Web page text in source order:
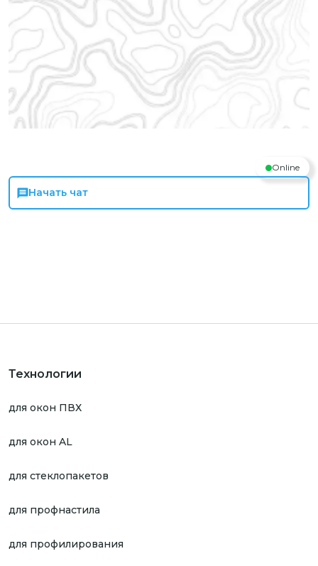
Online
Начать чат
Технологии
для окон ПВХ
для окон AL
для стеклопакетов
для профнастила
для профилирования